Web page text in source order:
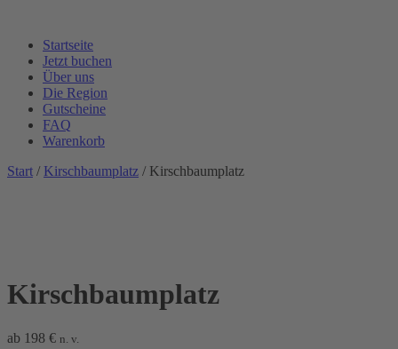
Startseite
Jetzt buchen
Über uns
Die Region
Gutscheine
FAQ
Warenkorb
Start / Kirschbaumplatz / Kirschbaumplatz
Kirschbaumplatz
ab 198 € n. v.